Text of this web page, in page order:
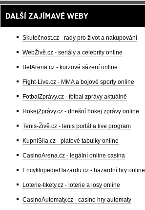
DALŠÍ ZAJÍMAVÉ WEBY
Skutečnost.cz - rady pro život a nakupování
WebŽivě.cz - seriály a celebrity online
BetArena.cz - kurzové sázení online
Fight-Live.cz - MMA a bojové sporty online
FotbalZprávy.cz - fotbal zprávy aktuálně
HokejZprávy.cz - dnešní hokej zprávy online
Tenis-Živě.cz - tenis portál a live program
KupníSíla.cz - platové tabulky online
CasinoArena.cz - legální online casina
EncyklopedieHazardu.cz - hazardní hry online
Loterie-tikety.cz - loterie a losy online
CasinoAutomaty.cz - casino hry automaty